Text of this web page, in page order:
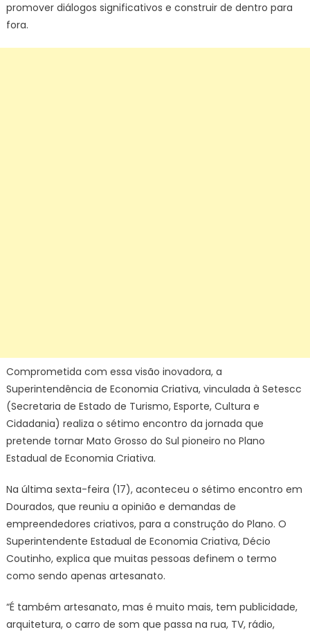
promover diálogos significativos e construir de dentro para
fora.
Comprometida com essa visão inovadora, a
Superintendência de Economia Criativa, vinculada à Setescc
(Secretaria de Estado de Turismo, Esporte, Cultura e
Cidadania) realiza o sétimo encontro da jornada que
pretende tornar Mato Grosso do Sul pioneiro no Plano
Estadual de Economia Criativa.
Na última sexta-feira (17), aconteceu o sétimo encontro em
Dourados, que reuniu a opinião e demandas de
empreendedores criativos, para a construção do Plano. O
Superintendente Estadual de Economia Criativa, Décio
Coutinho, explica que muitas pessoas definem o termo
como sendo apenas artesanato.
“É também artesanato, mas é muito mais, tem publicidade,
arquitetura, o carro de som que passa na rua, TV, rádio,